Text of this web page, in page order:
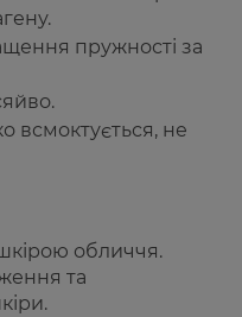
пружності за
всмоктується, не
обличчя.
та